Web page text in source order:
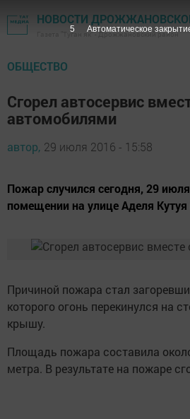
НОВОСТИ
Газета "Туган як" - Дрожжановский район
ОБЩЕСТВО
Cгорел автосервис
автомобилями
автор, 29 июля 2016 - 15:58
Пожар случился сегодня, 29
помещении на улице Аделя Кутуя
Причиной пожара стал
которого огонь перекинулся на
крышу.
Площадь пожара составила
метра. В результате на пожаре
5 Автоматическое